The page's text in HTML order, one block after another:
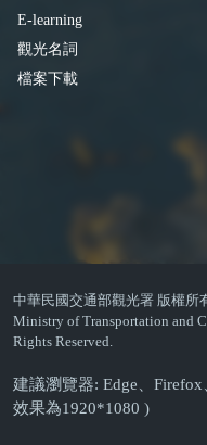
E-learning
觀光名詞
檔案下載
中華民國交通部觀光署 版權所
Ministry of Transportation and
Rights Reserved.
建議瀏覽器: Edge、
效果為1920*1080 )